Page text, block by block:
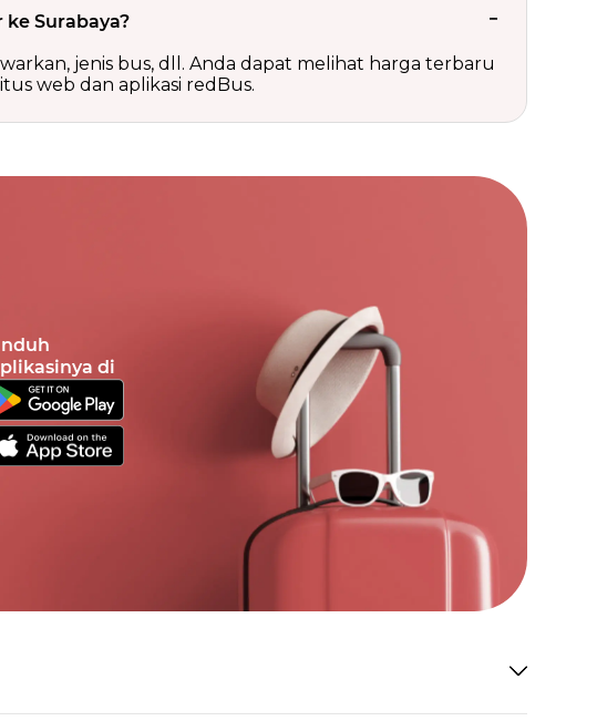
Surabaya?
jenis bus, dll. Anda dapat melihat harga terbaru
web dan aplikasi redBus.
di